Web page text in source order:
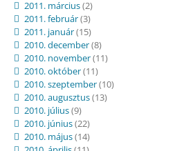
2011. március(2)
2011. február(3)
2011. január(15)
2010. december(8)
2010. november(11)
2010. október(11)
2010. szeptember(10)
2010. augusztus(13)
2010. július(9)
2010. június(22)
2010. május(14)